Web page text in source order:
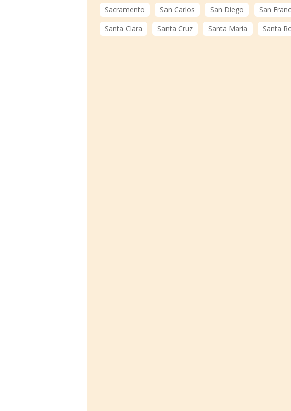
Sacramento
San Carlos San Diego San
Santa Clara
Santa Cruz Santa Maria Santa